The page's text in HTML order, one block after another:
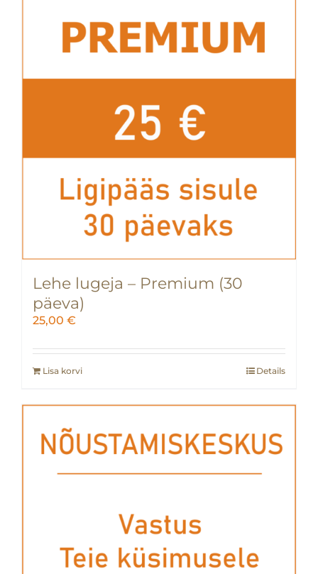
Lehe lugeja – Premium (30
päeva)
25,00 €
Lisa korvi Details